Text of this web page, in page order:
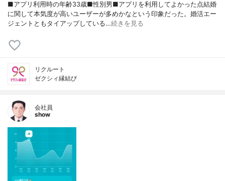
■アプリ利用時の年齢33歳■性別男■アプリを利用してよかった点結婚
に関して本気度が高いユーザーが多めかなという印象だった。婚活エー
ジェントともタイアップしている…続きを見る
リクルート
ゼクシィ縁結び
会社員
show